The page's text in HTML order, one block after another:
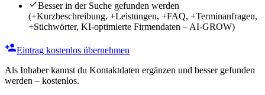
Besser in der Suche gefunden werden
(+Kurzbeschreibung, +Leistungen, +FAQ, +Terminanfragen,
+Stichwörter, KI-optimierte Firmendaten – AI-GROW)
Eintrag kostenlos übernehmen
Als Inhaber kannst du Kontaktdaten ergänzen und besser gefunden
werden – kostenlos.